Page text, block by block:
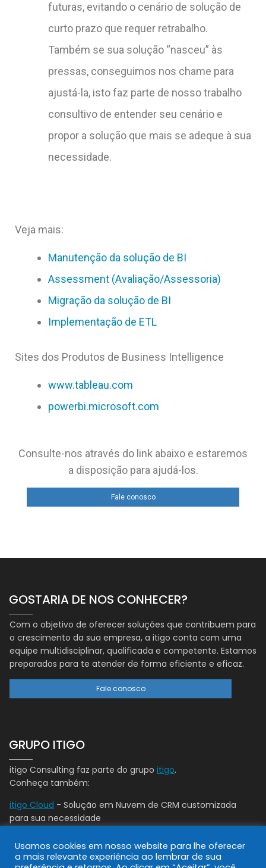
futuras, evitando o cenário de solução de
curto prazo que requer retrabalho.
Também se sua solução “nasceu” às
pressas, conseguimos nos chame para
ajustá-la, isto faz parte de nosso trabalho
consultivo de entender seu cenário e
propor a solução que mais se adeque à sua
necessidade.
Veja mais:
Manutenção da solução de BI
Assessment (Avaliação/Assessoria)
Migração da solução de BI
Implementação de ETL
Sites dos Produtos de Business Intelligence
www.tableau.com
powerbi.microsoft.com
Consulte-nos através do link abaixo e estaremos
a disposição para ajudá-los.
Fale conosco
GOSTARIA DE NOS CONHECER?
Com o objetivo de oferecer soluções que contribuem para
o crescimento da sua empresa, a itigo conta com uma
equipe multidisciplinar, qualificada e competente. Estamos
preparados para te atender de forma eficiente e eficaz.
Fale conosco
GRUPO ITIGO
itigo Consulting faz parte do grupo itigo.
Conheça também:
itigo Cloud - Solução em Nuvem de CRM customizada
para sua necessidade
Usamos cookies em nosso website para lhe oferecer
a mais relevante experiência ao lembrar de sua